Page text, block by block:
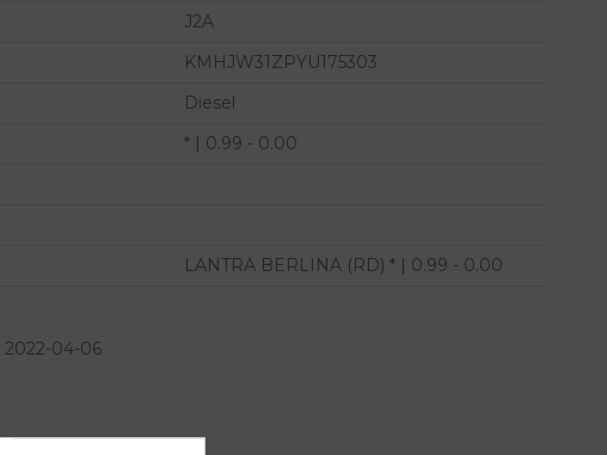
J2A
KMHJW31ZPYU175303
Diesel
* | 0.99 - 0.00
LANTRA BERLINA (RD) * | 0.99 - 0.00
2022-04-06